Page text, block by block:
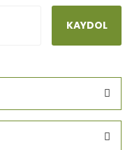
KAYDOL